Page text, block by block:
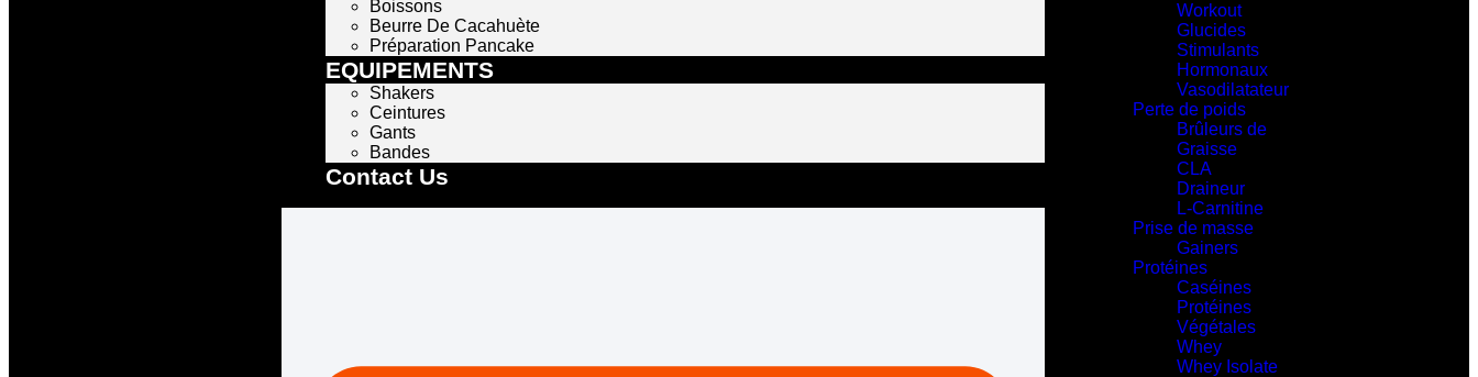
Boissons
Beurre De Cacahuète
Préparation Pancake
EQUIPEMENTS
Shakers
Ceintures
Gants
Bandes
Contact Us
Workout
Glucides
Stimulants
Hormonaux
Vasodilatateur
Perte de poids
Brûleurs de
Graisse
CLA
Draineur
L-Carnitine
Prise de masse
Gainers
Protéines
Caséines
Protéines
Végétales
Whey
Whey Isolate